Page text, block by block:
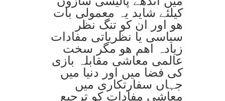
کیلئے شاید یہ معمولی بات
ھو اور ان کو تنگ نظر
سیاسی یا نظریاتی مفادات
زیادہ اھم ھو مگر سخت
عالمی معاشی مقابلہ بازی
کی فضا میں اور دنیا میں
جہاں سفارتکاری میں
معاشی مفادات کو ترجیع